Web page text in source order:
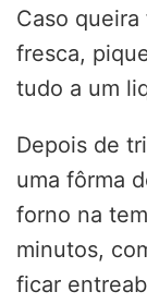
Caso
fresca,
tudo a um
Depois de
uma fôrma
forno na
minutos,
ficar